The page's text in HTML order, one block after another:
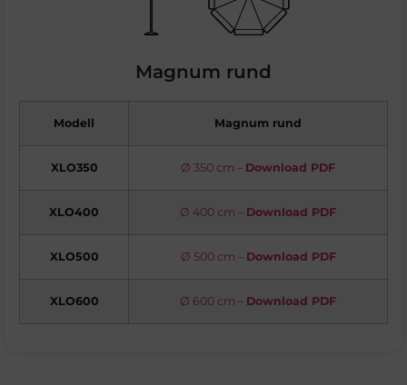
Magnum rund
Modell Magnum rund
XLO350 Ø 350 cm – Download PDF
XLO400 Ø 400 cm – Download PDF
XLO500 Ø 500 cm – Download PDF
XLO600 Ø 600 cm – Download PDF